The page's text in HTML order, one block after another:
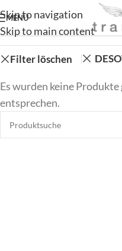
Skip to navigation
Skip to main content
MENÜ
Filter löschen
Es wurden keine
entsprechen.